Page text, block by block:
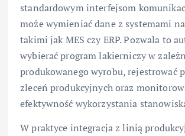
standardowym interfejsom
może wymieniać dane z systemami
takimi jak MES czy ERP. Pozwala to
wybierać program lakierniczy w
produkowanego wyrobu, rejestrować
zleceń produkcyjnych oraz
efektywność wykorzystania
W praktyce integracja z linią